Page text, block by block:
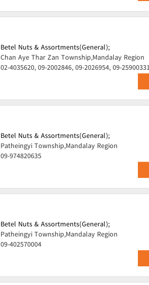
Betel Nuts & Assortments(General);
Chan Aye Thar Zan Township,Mandalay Region
02-4035620, 09-2002846, 09-2026954, 09-
Betel Nuts & Assortments(General);
Patheingyi Township,Mandalay Region
09-974820635
Betel Nuts & Assortments(General);
Patheingyi Township,Mandalay Region
09-402570004